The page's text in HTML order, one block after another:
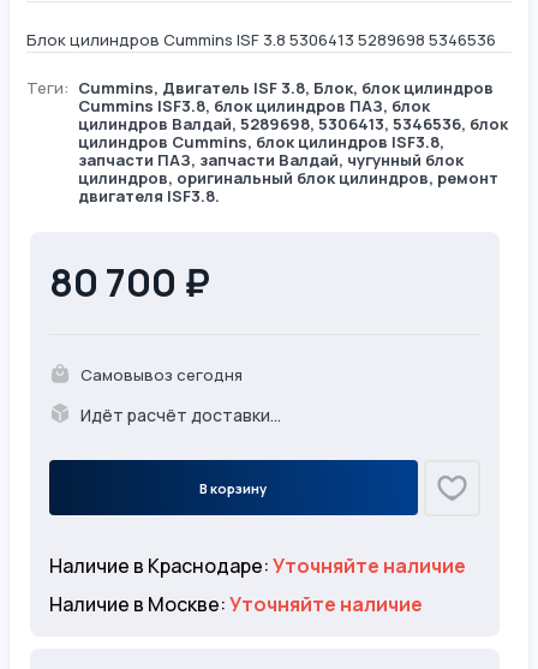
Блок цилиндров Cummins ISF 3.8 5306413 5289698 5346536
Теги: Cummins, Двигатель ISF 3.8, Блок, блок цилиндров
Cummins ISF3.8, блок цилиндров ПАЗ, блок
цилиндров Валдай, 5289698, 5306413, 5346536, блок
цилиндров Cummins, блок цилиндров ISF3.8,
запчасти ПАЗ, запчасти Валдай, чугунный блок
цилиндров, оригинальный блок цилиндров, ремонт
двигателя ISF3.8.
80 700 ₽
Самовывоз сегодня
Идёт расчёт доставки...
В корзину
Наличие в Краснодаре:Уточняйте наличие
Наличие в Москве:Уточняйте наличие